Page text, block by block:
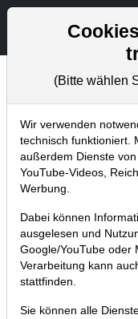
Aktuelles
Home Blog
Neu: Multi-
vergleichen
des Marktes
29.04.2021 um 16:04
(Bitte wählen
Wir verwenden
technisch funktioniert.
außerdem Dienste
YouTube-Videos,
Werbung.
Dabei können
ausgelesen und
Google/YouTube oder
Verarbeitung kann
stattfinden.
Sie können alle